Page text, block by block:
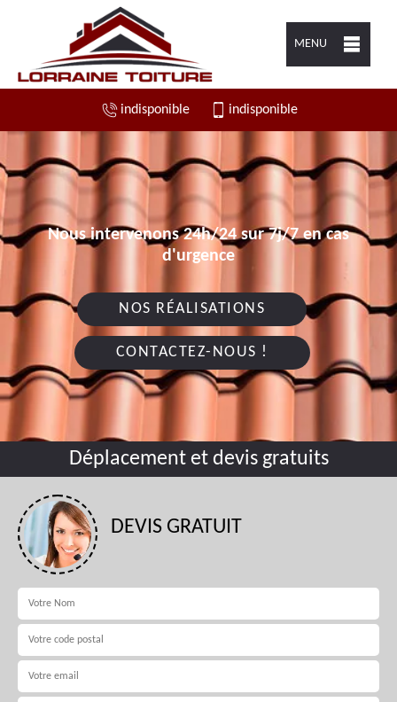
MENU
indisponible indisponible
Nous intervenons 24h/24 sur 7j/7 en cas
d'urgence
NOS RÉALISATIONS
CONTACTEZ-NOUS !
Déplacement et devis gratuits
DEVIS GRATUIT